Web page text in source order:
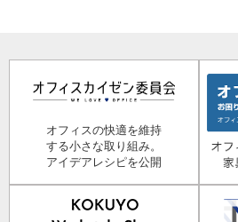
オフィスの快適を維持
する小さな取り組み。
アイデアレシピを公開